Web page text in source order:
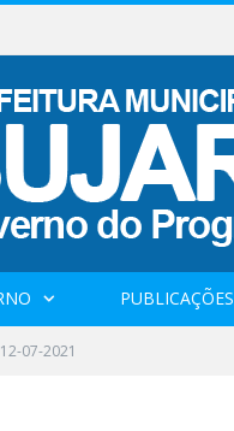
PUBLICAÇÕES
12-07-2021